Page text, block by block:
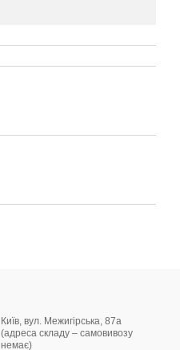
Київ, вул. Межигірська, 87а
(адреса складу – самовивозу
немає)